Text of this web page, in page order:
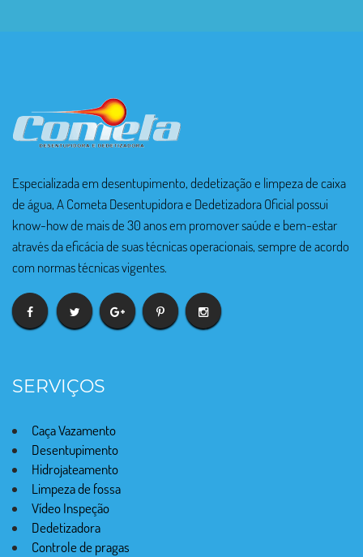
Especializada em desentupimento, dedetização e limpeza de caixa
de água, A Cometa Desentupidora e Dedetizadora Oficial possui
know-how de mais de 30 anos em promover saúde e bem-estar
através da eficácia de suas técnicas operacionais, sempre de acordo
com normas técnicas vigentes.
SERVIÇOS
Caça Vazamento
Desentupimento
Hidrojateamento
Limpeza de fossa
Vídeo Inspeção
Dedetizadora
Controle de pragas